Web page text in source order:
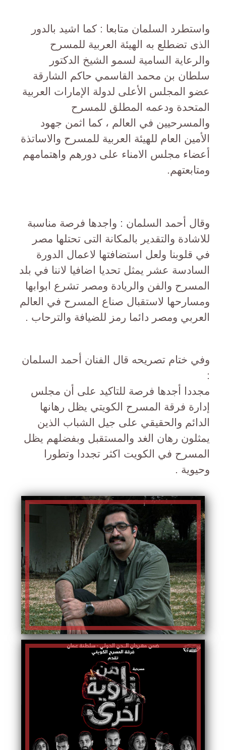
واستطرد السلمان متابعا : كما اشيد بالدور
الذى تضطلع به الهيئة العربية للمسرح
والرعاية السامية لسمو الشيخ الدكتور
سلطان بن محمد القاسمي حاكم الشارقة
عضو المجلس الأعلى لدولة الإمارات العربية
المتحدة ودعمه المطلق للمسرح
والمسرحيين في العالم ، كما اثمن جهود
الأمين العام للهيئة العربية للمسرح والاساتذة
أعضاء مجلس الامناء على دورهم واهتمامهم
ومتابعتهم.
وقال أحمد السلمان : واجدها فرصة مناسبة
للاشادة والتقدير بالمكانة التى تحتلها مصر
في قلوبنا ولعل استضافتها لاعمال الدورة
السادسة عشر يمثل تحديا اضافيا لاننا في بلد
المسرح والفن والريادة ومصر تشرع ابوابها
ومسارحها لاستقبال صناع المسرح في العالم
العربي ومصر دائما رمز للضيافة والترحاب .
وفي ختام تصريحه قال الفنان أحمد السلمان
:
مجددا أجدها فرصة للتاكيد على أن مجلس
إدارة فرقة المسرح الكويتي يظل رهانها
الدائم والحقيقي على جيل الشباب الذين
يمثلون رهان الغد والمستقبل وبفضلهم يظل
المسرح في الكويت اكثر تجددا وتطورا
وحيوية .